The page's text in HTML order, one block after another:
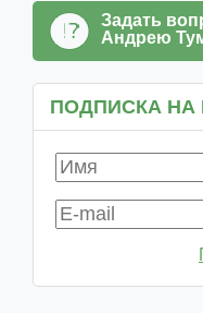
Задать
Андрею
ПОДПИСКА НА